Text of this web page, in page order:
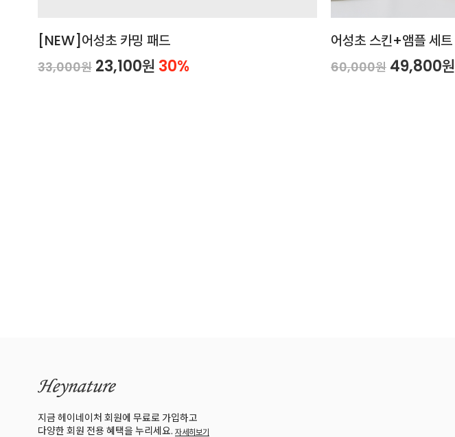
[NEW]어성초 카밍 패드
33,000원 23,100원 30%
어성초 스킨+앰플 세트
60,000원 49,800원
지금 헤이네이처 회원에 무료로 가입하고
다양한 회원 전용 혜택을 누리세요. 자세히보기